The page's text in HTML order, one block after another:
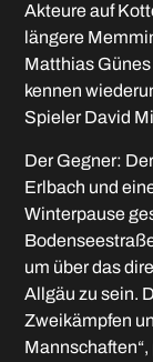
Akteure auf
längere
Matthias
kennen
Spieler David
Der Gegner:
Erlbach und
Winterpause
um über das
Allgäu zu sein.
Zweikämpfen